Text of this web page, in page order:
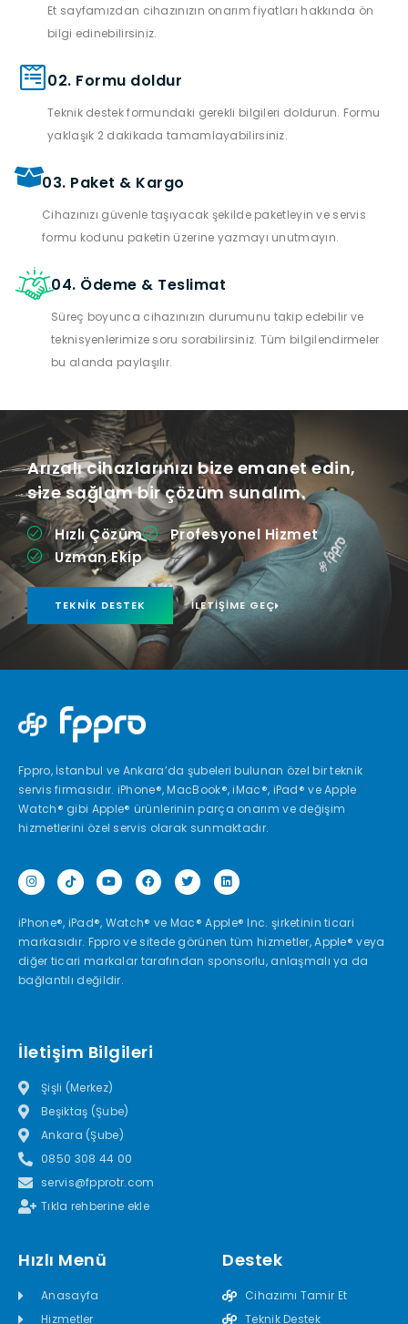
Et sayfamızdan cihazınızın onarım fiyatları hakkında ön
bilgi edinebilirsiniz.
02. Formu doldur
Teknik destek formundaki gerekli bilgileri doldurun. Formu
yaklaşık 2 dakikada tamamlayabilirsiniz.
03. Paket & Kargo
Cihazınızı güvenle taşıyacak şekilde paketleyin ve servis
formu kodunu paketin üzerine yazmayı unutmayın.
04. Ödeme & Teslimat
Süreç boyunca cihazınızın durumunu takip edebilir ve
teknisyenlerimize soru sorabilirsiniz. Tüm bilgilendirmeler
bu alanda paylaşılır.
Arızalı cihazlarınızı bize emanet edin,
size sağlam bir çözüm sunalım.
Hızlı Çözüm
Profesyonel Hizmet
Uzman Ekip
TEKNIK DESTEK İLETIŞIME GEÇ
Fppro, İstanbul ve Ankara’da şubeleri bulunan özel bir teknik
servis firmasıdır. iPhone®, MacBook®, iMac®, iPad® ve Apple
Watch® gibi Apple® ürünlerinin parça onarım ve değişim
hizmetlerini özel servis olarak sunmaktadır.
iPhone®, iPad®, Watch® ve Mac® Apple® Inc. şirketinin ticari
markasıdır. Fppro ve sitede görünen tüm hizmetler, Apple® veya
diğer ticari markalar tarafından sponsorlu, anlaşmalı ya da
bağlantılı değildir.
İletişim Bilgileri
Şişli (Merkez)
Beşiktaş (Şube)
Ankara (Şube)
0850 308 44 00
servis@fpprotr.com
Tıkla rehberine ekle
Hızlı Menü
Anasayfa
Hizmetler
Destek
Cihazımı Tamir Et
Teknik Destek